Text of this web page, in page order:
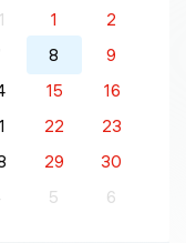
1
2
8
9
15
16
22
23
29
30
5 6